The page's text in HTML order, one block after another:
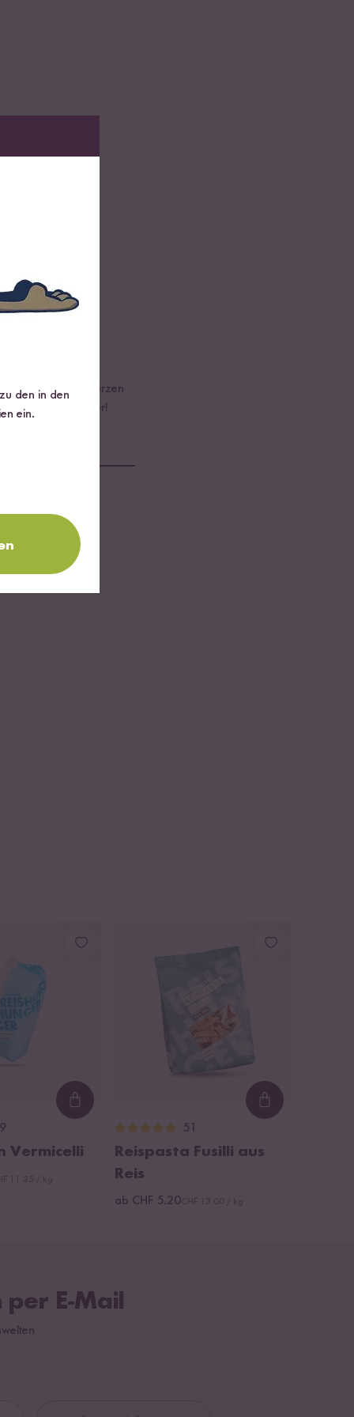
Mit Pfeffer würzen
guten Pastahunger!
Loading...
Vermicelli
Loading...
51
Reispasta Fusilli aus
Reis
ab CHF 5.20CHF 13.00 / kg
E-Mail
den in den
ein.